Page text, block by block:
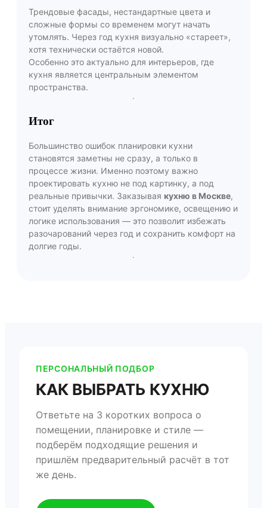
Трендовые фасады, нестандартные цвета и
сложные формы со временем могут начать
утомлять. Через год кухня визуально «стареет»,
хотя технически остаётся новой.
Особенно это актуально для интерьеров, где
кухня является центральным элементом
пространства.
Итог
Большинство ошибок планировки кухни
становятся заметны не сразу, а только в
процессе жизни. Именно поэтому важно
проектировать кухню не под картинку, а под
реальные привычки. Заказывая кухню в Москве,
стоит уделять внимание эргономике, освещению и
логике использования — это позволит избежать
разочарований через год и сохранить комфорт на
долгие годы.
ПЕРСОНАЛЬНЫЙ ПОДБОР
КАК ВЫБРАТЬ КУХНЮ
Ответьте на 3 коротких вопроса о
помещении, планировке и стиле —
подберём подходящие решения и
пришлём предварительный расчёт в тот
же день.